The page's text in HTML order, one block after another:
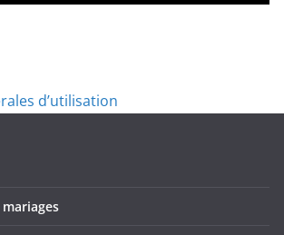
d’utilisation